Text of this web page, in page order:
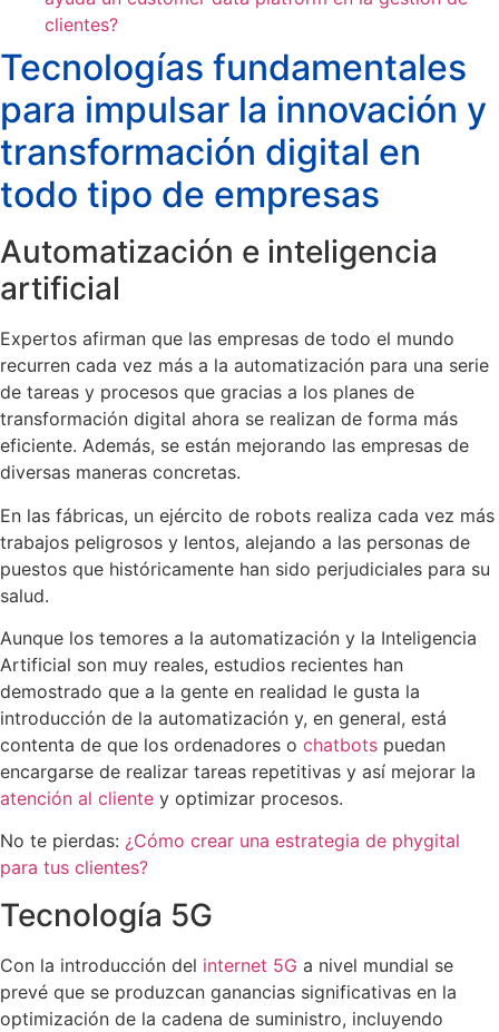
clientes?
Tecnologías fundamentales
para impulsar la innovación y
transformación digital en
todo tipo de empresas
Automatización e inteligencia
artificial
Expertos afirman que las empresas de todo el mundo
recurren cada vez más a la automatización para una serie
de tareas y procesos que gracias a los planes de
transformación digital ahora se realizan de forma más
eficiente. Además, se están mejorando las empresas de
diversas maneras concretas.
En las fábricas, un ejército de robots realiza cada vez más
trabajos peligrosos y lentos, alejando a las personas de
puestos que históricamente han sido perjudiciales para su
salud.
Aunque los temores a la automatización y la Inteligencia
Artificial son muy reales, estudios recientes han
demostrado que a la gente en realidad le gusta la
introducción de la automatización y, en general, está
contenta de que los ordenadores o chatbots puedan
encargarse de realizar tareas repetitivas y así mejorar la
atención al cliente y optimizar procesos.
No te pierdas: ¿Cómo crear una estrategia de phygital
para tus clientes?
Tecnología 5G
Con la introducción del internet 5G a nivel mundial se
prevé que se produzcan ganancias significativas en la
optimización de la cadena de suministro, incluyendo